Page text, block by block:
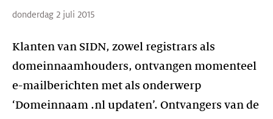
donderdag 2 juli 2015
Klanten van SIDN, zowel registrars als
domeinnaamhouders, ontvangen momenteel
e-mailberichten met als onderwerp
‘Domeinnaam .nl updaten’. Ontvangers van de